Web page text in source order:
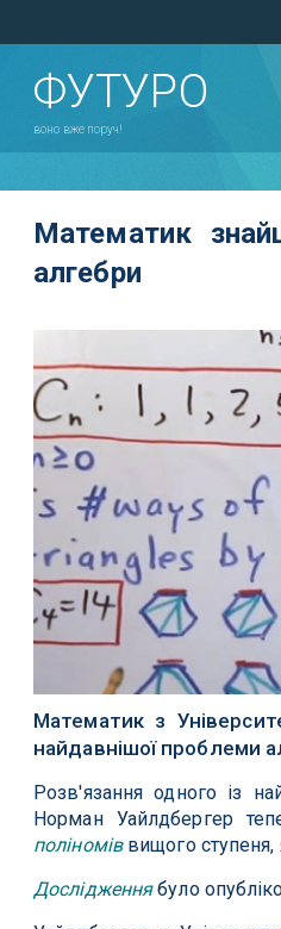
ФУТУРО
воно вже поруч!
Математик
алгебри
Математик з
найдавнішої проблеми
Розв'язання одного із
Норман Уайлдбергер
поліноміввищого ступеня,
Дослідженнябуло